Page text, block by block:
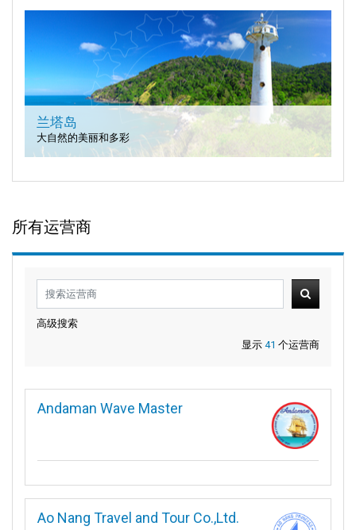
兰塔岛
大自然的美丽和多彩
所有运营商
高级搜索
显示 41 个运营商
Andaman Wave Master
Ao Nang Travel and Tour Co.,Ltd.